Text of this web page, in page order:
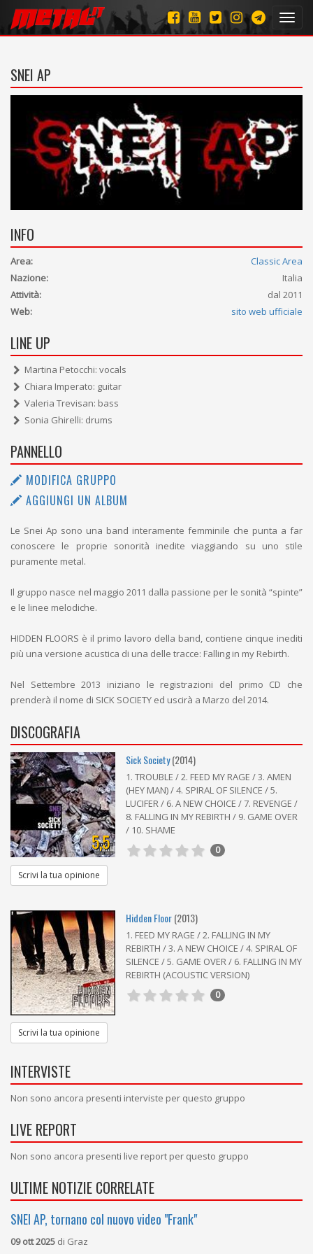
SNEI AP
INFO
Area:
Classic Area
Nazione:
Italia
Attività:
dal 2011
Web:
sito web ufficiale
LINE UP
Martina Petocchi: vocals
Chiara Imperato: guitar
Valeria Trevisan: bass
Sonia Ghirelli: drums
PANNELLO
MODIFICA GRUPPO
AGGIUNGI UN ALBUM
Le Snei Ap sono una band interamente femminile che punta a far
conoscere le proprie sonorità inedite viaggiando su uno stile
puramente metal.
Il gruppo nasce nel maggio 2011 dalla passione per le sonità “spinte”
e le linee melodiche.
HIDDEN FLOORS è il primo lavoro della band, contiene cinque inediti
più una versione acustica di una delle tracce: Falling in my Rebirth.
Nel Settembre 2013 iniziano le registrazioni del primo CD che
prenderà il nome di SICK SOCIETY ed uscirà a Marzo del 2014.
DISCOGRAFIA
5,5
Sick Society(2014)
1. TROUBLE / 2. FEED MY RAGE / 3. AMEN
(HEY MAN) / 4. SPIRAL OF SILENCE / 5.
LUCIFER / 6. A NEW CHOICE / 7. REVENGE /
8. FALLING IN MY REBIRTH / 9. GAME OVER
/ 10. SHAME
0
Scrivi la tua opinione
Hidden Floor(2013)
1. FEED MY RAGE / 2. FALLING IN MY
REBIRTH / 3. A NEW CHOICE / 4. SPIRAL OF
SILENCE / 5. GAME OVER / 6. FALLING IN MY
REBIRTH (ACOUSTIC VERSION)
0
Scrivi la tua opinione
INTERVISTE
Non sono ancora presenti interviste per questo gruppo
LIVE REPORT
Non sono ancora presenti live report per questo gruppo
ULTIME NOTIZIE CORRELATE
SNEI AP, tornano col nuovo video "Frank"
09 ott 2025 di Graz